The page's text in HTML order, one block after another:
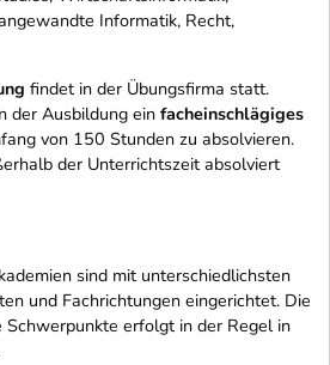
Informatik, Recht,
findet in der Übungsfirma statt.
der Ausbildung ein facheinschlägiges
von 150 Stunden zu absolvieren.
der Unterrichtszeit absolviert
sind mit unterschiedlichsten
und Fachrichtungen eingerichtet. Die
Schwerpunkte erfolgt in der Regel in